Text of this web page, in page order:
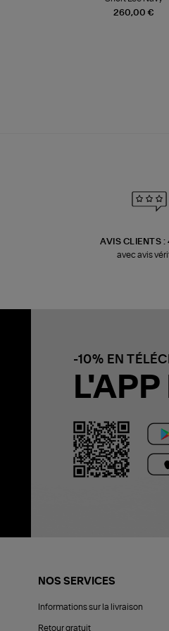
260,00 €
AVIS CLIENTS
avec avis
-10% EN
L'APP
NOS SERVICES
Informations sur la livraison
Retour gratuit